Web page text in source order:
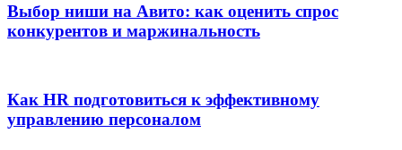
Выбор ниши на Авито: как оценить спрос
конкурентов и маржинальность
Как HR подготовиться к эффективному
управлению персоналом